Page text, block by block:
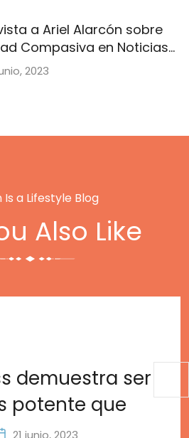
a Ariel Alarcón sobre
Compasiva en Noticias
2023
Is a Lifestyle Blog
Also Like
demuestra ser
potente que
21 junio, 2023